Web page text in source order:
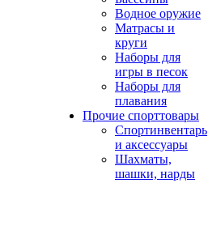
Водное оружие
Матрасы и
круги
Наборы для
игры в песок
Наборы для
плавания
Прочие спорттовары
Спортинвентарь
и аксессуары
Шахматы,
шашки, нарды